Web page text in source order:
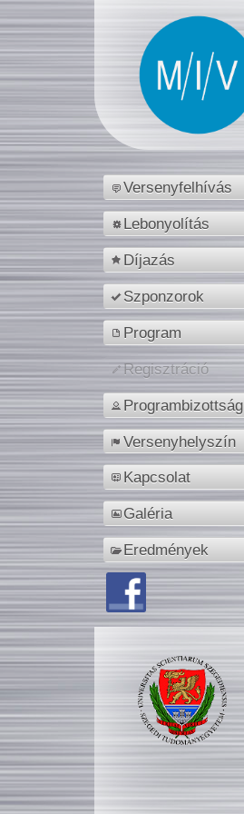
Versenyfelhívás
Lebonyolítás
Díjazás
Szponzorok
Program
Regisztráció
Programbizottság
Versenyhelyszín
Kapcsolat
Galéria
Eredmények